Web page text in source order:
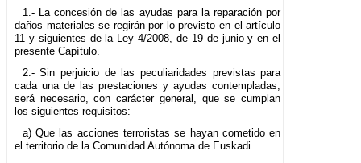
1.- La concesión de las ayudas para la reparación por
daños materiales se regirán por lo previsto en el artículo
11 y siguientes de la Ley 4/2008, de 19 de junio y en el
presente Capítulo.
2.- Sin perjuicio de las peculiaridades previstas para
cada una de las prestaciones y ayudas contempladas,
será necesario, con carácter general, que se cumplan
los siguientes requisitos:
a) Que las acciones terroristas se hayan cometido en
el territorio de la Comunidad Autónoma de Euskadi.